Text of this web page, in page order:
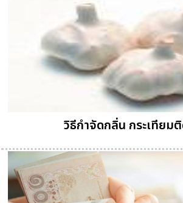
วิธีกำจัดกลิ่น กระเทียม